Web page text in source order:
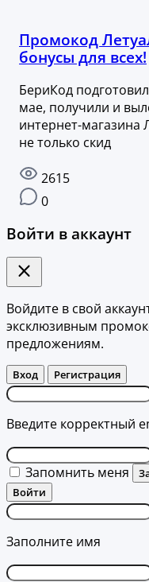
Промокод
бонусы для всех!
БериКод
мае, получили и
интернет-магазина
не только скид
2615
0
Войти в аккаунт
Войдите в свой
эксклюзивным
предложениям.
Вход Регистрация
Введите корректный
Запомнить меня
Войти
Заполните имя